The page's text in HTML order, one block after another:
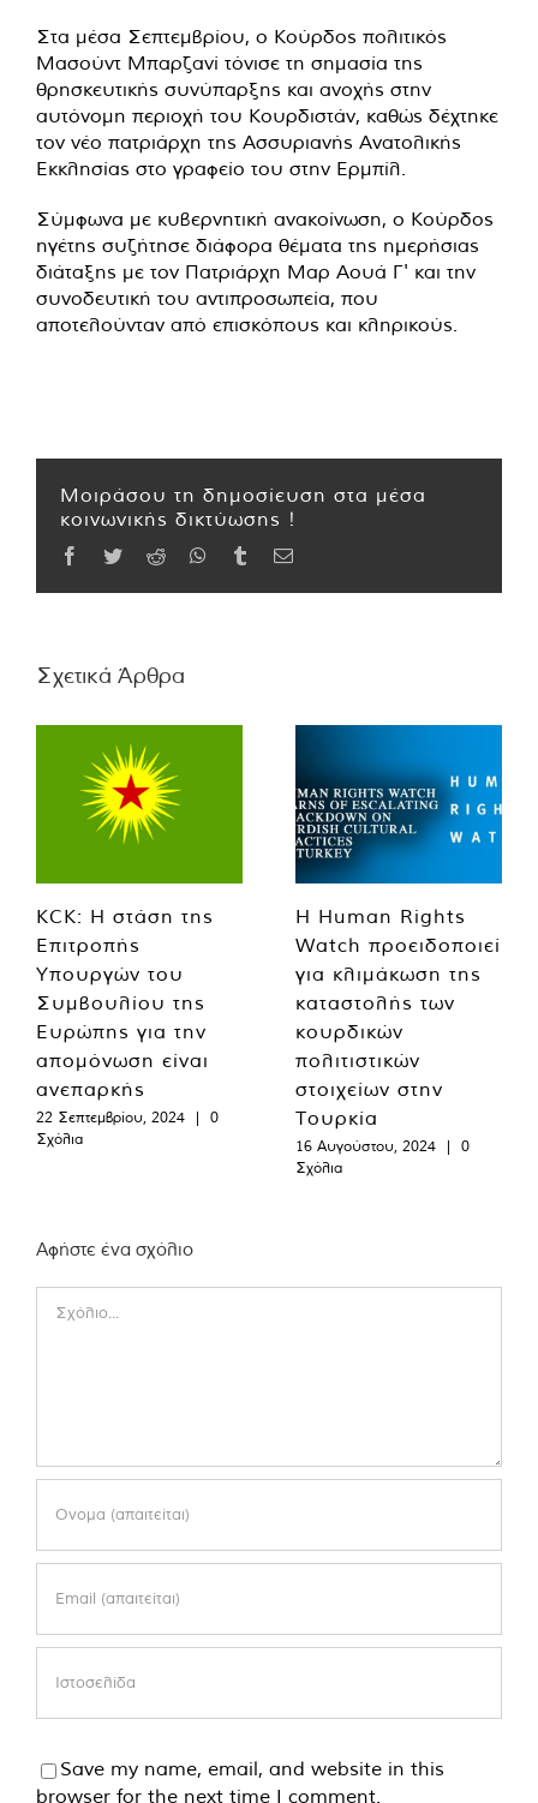
Στα μέσα Σεπτεμβρίου, ο Κούρδος πολιτικός
Μασούντ Μπαρζανί τόνισε τη σημασία της
θρησκευτικής συνύπαρξης και ανοχής στην
αυτόνομη περιοχή του Κουρδιστάν, καθώς δέχτηκε
τον νέο πατριάρχη της Ασσυριανής Ανατολικής
Εκκλησίας στο γραφείο του στην Ερμπίλ.
Σύμφωνα με κυβερνητική ανακοίνωση, ο Κούρδος
ηγέτης συζήτησε διάφορα θέματα της ημερήσιας
διάταξης με τον Πατριάρχη Μαρ Αουά Γ' και την
συνοδευτική του αντιπροσωπεία, που
αποτελούνταν από επισκόπους και κληρικούς.
Μοιράσου τη δημοσίευση στα μέσα
κοινωνικής δικτύωσης !
Facebook
TwitterReddit WhatsApp
TumblrEmail
Σχετικά Άρθρα
KCK: Η στάση της
Επιτροπής
Υπουργών του
Συμβουλίου της
Ευρώπης για την
απομόνωση είναι
ανεπαρκής
22 Σεπτεμβρίου, 2024 |
0
Σχόλια
Η Human Rights
Watch προειδοποιεί
για κλιμάκωση της
καταστολής των
κουρδικών
πολιτιστικών
στοιχείων στην
Τουρκία
16 Αυγούστου, 2024 |
0
Σχόλια
Αφήστε ένα σχόλιο
Save my name, email, and website in this
browser for the next time I comment.